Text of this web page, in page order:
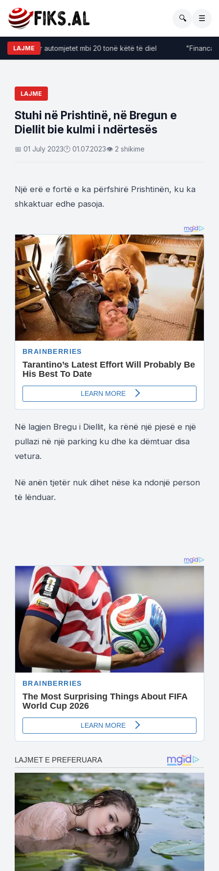
🔍 ☰
LAJME
për automjetet mbi 20 tonë këtë të diel "Financat
LAJME
Stuhi në Prishtinë, në Bregun e
Diellit bie kulmi i ndërtesës
📅 01 July 2023🕐 01.07.2023👁 2 shikime
Një erë e fortë e ka përfshirë Prishtinën, ku ka
shkaktuar edhe pasoja.
Në lagjen Bregu i Diellit, ka rënë një pjesë e një
pullazi në një parking ku dhe ka dëmtuar disa
vetura.
Në anën tjetër nuk dihet nëse ka ndonjë person
të lënduar.